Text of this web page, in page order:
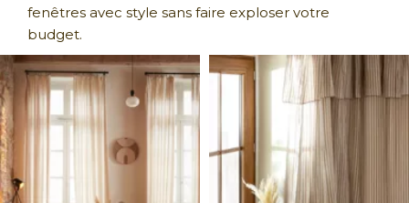
fenêtres avec style sans faire exploser votre
budget.